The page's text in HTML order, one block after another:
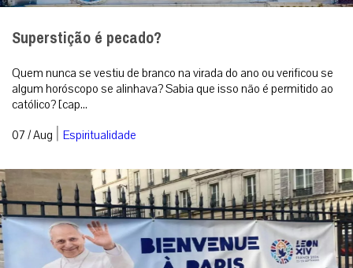
Superstição é pecado?
Quem nunca se vestiu de branco na virada do ano ou verificou se
algum horóscopo se alinhava? Sabia que isso não é permitido ao
católico? [cap...
07 / Aug | Espiritualidade